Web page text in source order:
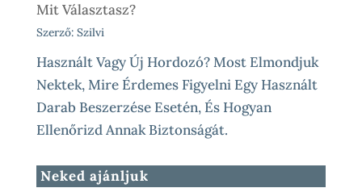
Mit Választasz?
Szerző: Szilvi
Használt Vagy Új Hordozó? Most Elmondjuk
Nektek, Mire Érdemes Figyelni Egy Használt
Darab Beszerzése Esetén, És Hogyan
Ellenőrizd Annak Biztonságát.
Neked ajánljuk